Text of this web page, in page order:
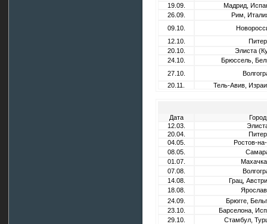
19.09.
Мадрид,
26.09.
Рим,
09.10.
12.10.
Питер
20.10.
Элиста
24.10.
Брюссель,
27.10.
20.11.
Тель-Авив,
Дата
Город
12.03.
20.04.
Питер
04.05.
Ростов-
08.05.
01.07.
07.08.
14.08.
Грац,
18.08.
24.09.
Брюгге,
23.10.
Барселона,
29.10.
Стамбул,